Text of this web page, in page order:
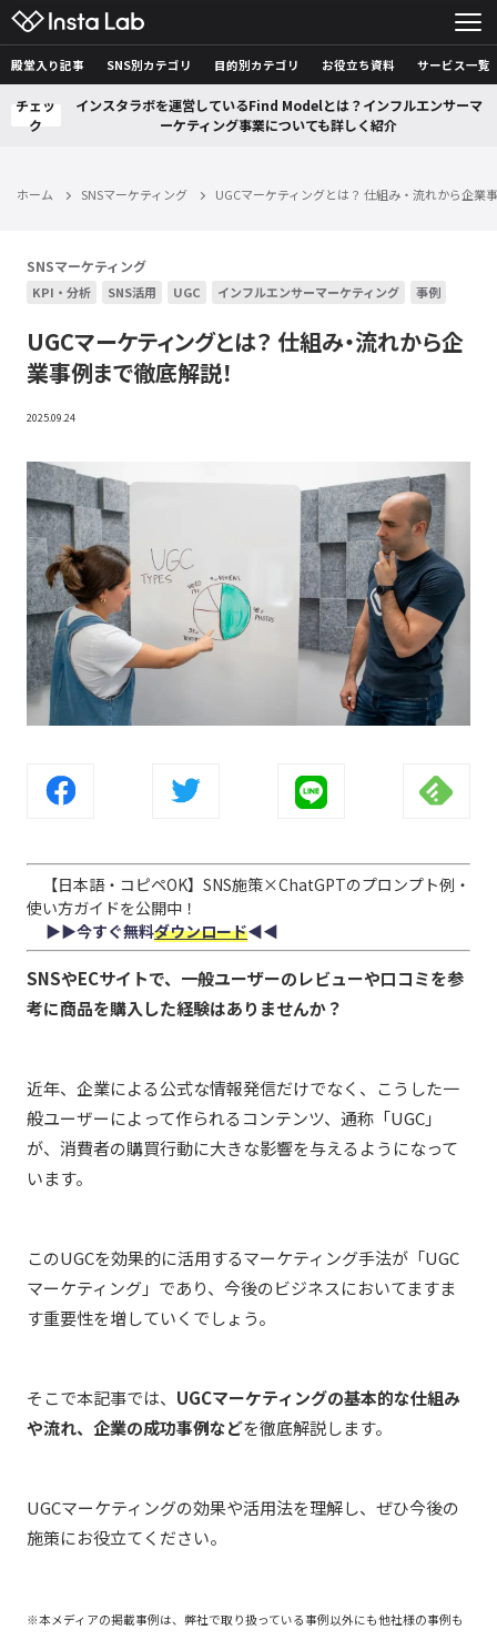
殿堂入り記事 SNS別カテゴリ 目的別カテゴリ お役立ち資料 サービス一覧
チェッ
ク
インスタラボを運営しているFind Modelとは？インフルエンサーマ
ーケティング事業についても詳しく紹介
ホーム SNSマーケティング UGCマーケティングとは？ 仕組み・流れから企業
SNSマーケティング
KPI・分析 SNS活用 UGC インフルエンサーマーケティング 事例
UGCマーケティングとは？ 仕組み・流れから企
業事例まで徹底解説！
2025.09.24
【日本語・コピペOK】SNS施策×ChatGPTのプロンプト例・
使い方ガイドを公開中！
▶︎▶︎今すぐ無料ダウンロード◀︎◀︎
SNSやECサイトで、一般ユーザーのレビューや口コミを参
考に商品を購入した経験はありませんか？
近年、企業による公式な情報発信だけでなく、こうした一
般ユーザーによって作られるコンテンツ、通称「UGC」
が、消費者の購買行動に大きな影響を与えるようになって
います。
このUGCを効果的に活用するマーケティング手法が「UGC
マーケティング」であり、今後のビジネスにおいてますま
す重要性を増していくでしょう。
そこで本記事では、 UGCマーケティングの基本的な仕組み
や流れ、企業の成功事例などを徹底解説します。
UGCマーケティングの効果や活用法を理解し、ぜひ今後の
施策にお役立てください。
※本メディアの掲載事例は、弊社で取り扱っている事例以外にも他社様の事例も